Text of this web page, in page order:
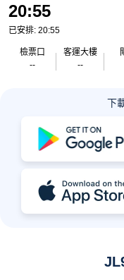
20:55
已安排: 20:55
檢票口
--
客運大樓
--
下